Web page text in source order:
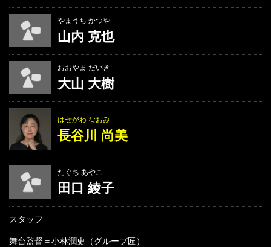
やまうち かつや
山内 克也
おおやま だいき
大山 大樹
はせがわ なおみ
長谷川 尚美
たぐち あやこ
田口 綾子
スタッフ
舞台監督＝小林潤史（グループ匠）